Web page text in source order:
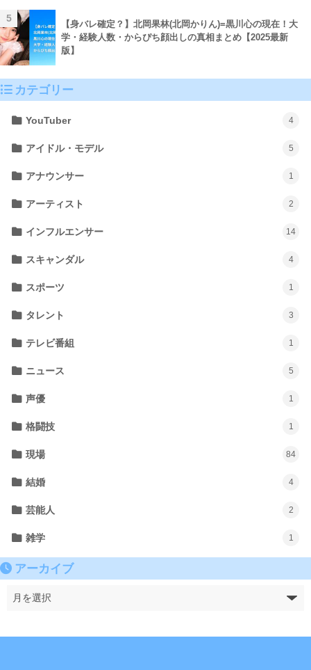
5
【身バレ確定？】北岡果林(北岡かりん)=黒川心の現在！大
学・経験人数・からぴち顔出しの真相まとめ【2025最新
版】
カテゴリー
YouTuber 4
アイドル・モデル 5
アナウンサー 1
アーティスト 2
インフルエンサー 14
スキャンダル 4
スポーツ 1
タレント 3
テレビ番組 1
ニュース 5
声優 1
格闘技 1
現場 84
結婚 4
芸能人 2
雑学 1
アーカイブ